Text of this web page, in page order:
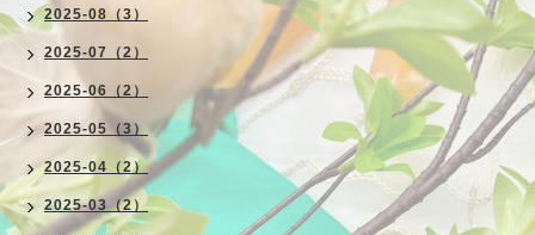
2025-08（3）
2025-07（2）
2025-06（2）
2025-05（3）
2025-04（2）
2025-03（2）